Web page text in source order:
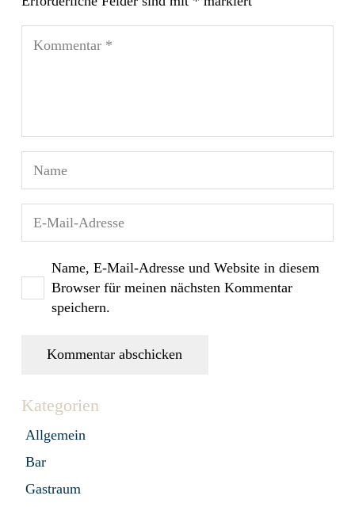
Name, E-Mail-Adresse und Website in diesem
Browser für meinen nächsten Kommentar
speichern.
Kommentar abschicken
Kategorien
Allgemein
Bar
Gastraum